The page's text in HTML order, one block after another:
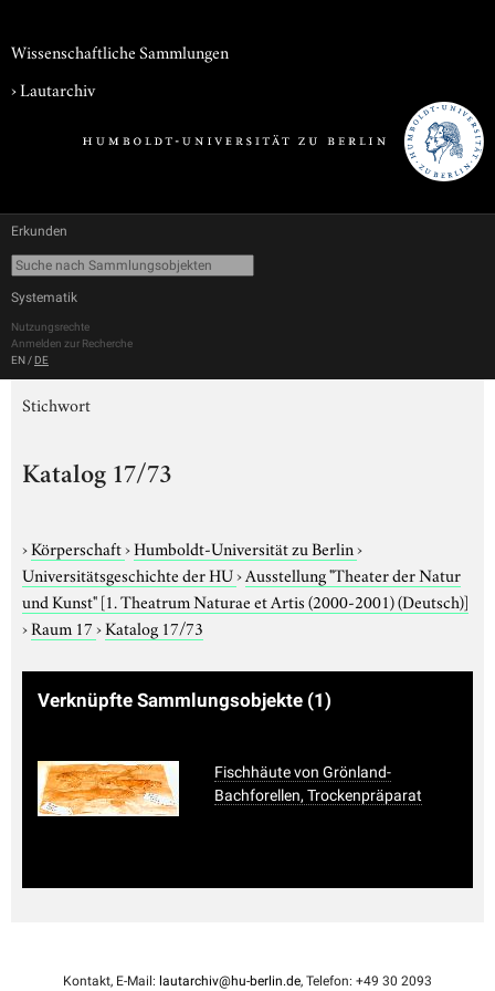
Wissenschaftliche Sammlungen
›Lautarchiv
Erkunden
Systematik
Nutzungsrechte
Anmelden zur Recherche
EN / DE
Stichwort
Katalog 17/73
›Körperschaft›Humboldt-Universität zu Berlin›
Universitätsgeschichte der HU›Ausstellung "Theater der Natur
und Kunst"[1. Theatrum Naturae et Artis (2000-2001) (Deutsch)]
›Raum 17›Katalog 17/73
Verknüpfte Sammlungsobjekte (1)
Fischhäute von Grönland-
Bachforellen, Trockenpräparat
Kontakt, E-Mail: lautarchiv@hu-berlin.de, Telefon: +49 30 2093